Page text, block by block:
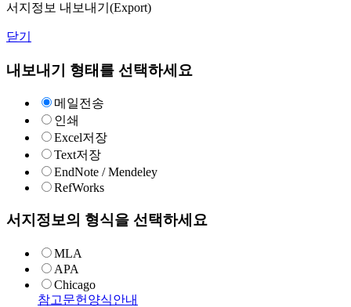
서지정보 내보내기(Export)
닫기
내보내기 형태를 선택하세요
메일전송
인쇄
Excel저장
Text저장
EndNote / Mendeley
RefWorks
서지정보의 형식을 선택하세요
MLA
APA
Chicago
참고문헌양식안내